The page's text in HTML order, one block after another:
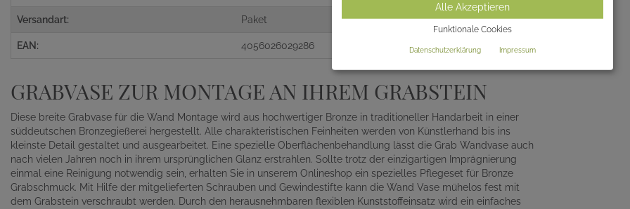
Versandart: Paket
EAN: 4056026029286
GRABVASE ZUR MONTAGE AN IHREM GRABSTEIN
Diese breite Grabvase für die Wand Montage wird aus hochwertiger Bronze in traditioneller Handarbeit in einer
süddeutschen Bronzegießerei hergestellt. Alle charakteristischen Feinheiten werden von Künstlerhand bis ins
kleinste Detail gestaltet und ausgearbeitet. Eine spezielle Oberflächenbehandlung lässt die Grab Wandvase auch
nach vielen Jahren noch in ihrem ursprünglichen Glanz erstrahlen. Sollte trotz der einzigartigen Imprägnierung
einmal eine Reinigung notwendig sein, erhalten Sie in unserem Onlineshop ein spezielles Pflegeset für Bronze
Grabschmuck. Mit Hilfe der mitgelieferten Schrauben und Gewindestifte kann die Wand Vase mühelos fest mit
dem Grabstein verschraubt werden. Durch den herausnehmbaren flexiblen Kunststoffeinsatz wird ein einfaches
Alle Akzeptieren
Funktionale Cookies
Datenschutzerklärung Impressum